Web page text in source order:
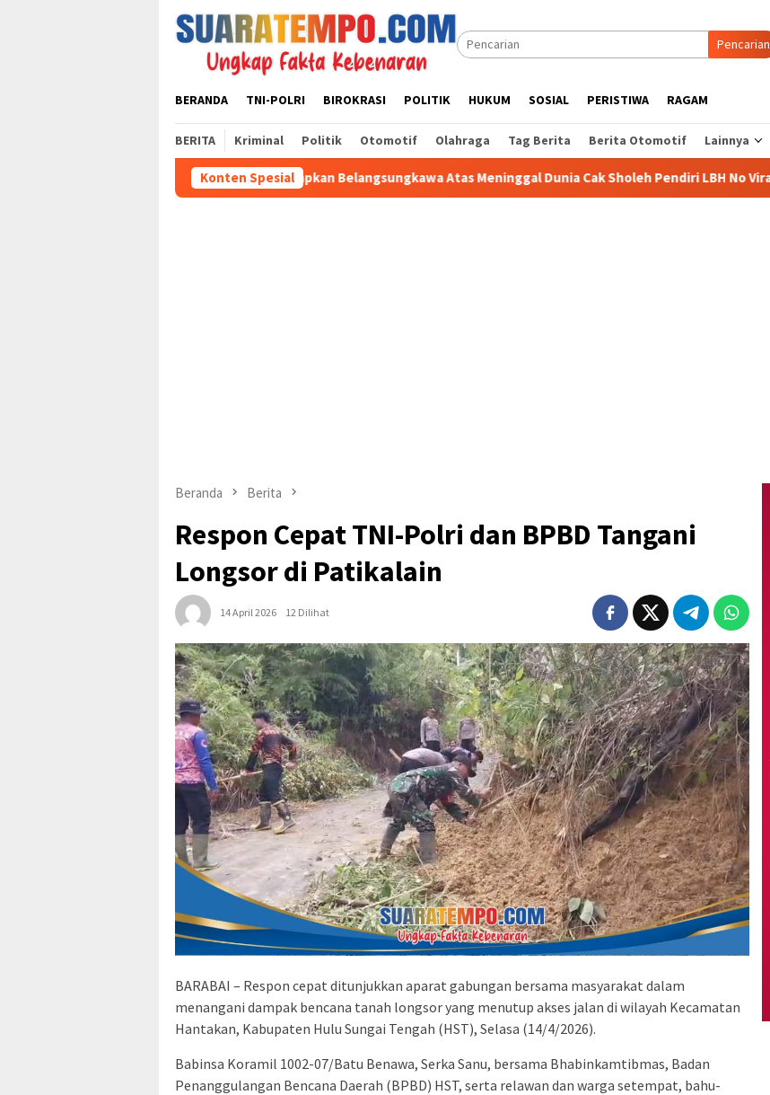
konten
Pencarian
BERANDA TNI-POLRI BIROKRASI POLITIK HUKUM SOSIAL PERISTIWA RAGAM
BERITA Kriminal Politik Otomotif Olahraga Tag Berita Berita Otomotif Lainnya
Konten Spesial
Ketua Umum KWI Ucapkan Belangsungkawa Atas Meninggal Dunia Cak Sholeh Pendiri LBH No Viral No Justice
Beranda Berita
Respon Cepat TNI-Polri dan BPBD Tangani
Longsor di Patikalain
14 April 2026 12 Dilihat
BARABAI – Respon cepat ditunjukkan aparat gabungan bersama masyarakat dalam
menangani dampak bencana tanah longsor yang menutup akses jalan di wilayah Kecamatan
Hantakan, Kabupaten Hulu Sungai Tengah (HST), Selasa (14/4/2026).
Babinsa Koramil 1002-07/Batu Benawa, Serka Sanu, bersama Bhabinkamtibmas, Badan
Penanggulangan Bencana Daerah (BPBD) HST, serta relawan dan warga setempat, bahu-